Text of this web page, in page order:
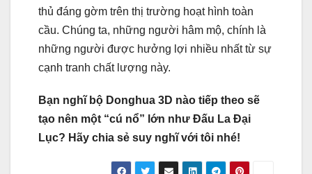
thủ đáng gờm trên thị trường hoạt hình toàn
cầu. Chúng ta, những người hâm mộ, chính là
những người được hưởng lợi nhiều nhất từ sự
cạnh tranh chất lượng này.
Bạn nghĩ bộ Donghua 3D nào tiếp theo sẽ
tạo nên một “cú nổ” lớn như Đấu La Đại
Lục? Hãy chia sẻ suy nghĩ với tôi nhé!